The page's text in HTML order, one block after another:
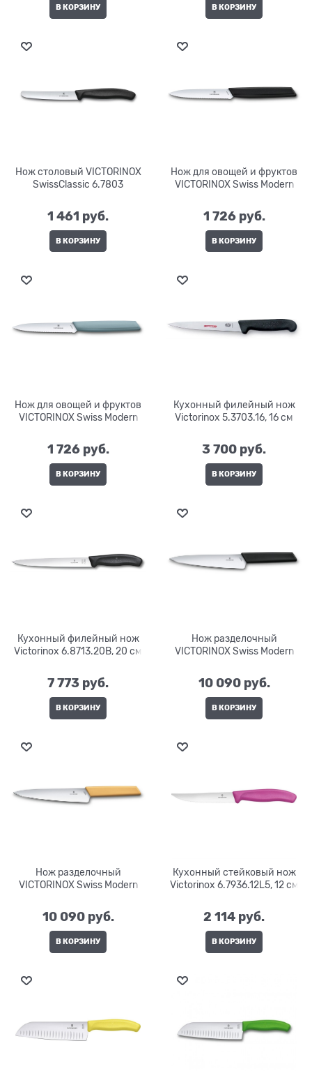
В КОРЗИНУ В КОРЗИНУ
Нож столовый VICTORINOX
SwissClassic 6.7803
1 461 руб.
В КОРЗИНУ
Нож для овощей и фруктов
VICTORINOX Swiss Modern
1 726 руб.
В КОРЗИНУ
Нож для овощей и фруктов
VICTORINOX Swiss Modern
1 726 руб.
В КОРЗИНУ
Кухонный филейный нож
Victorinox 5.3703.16, 16 см
3 700 руб.
В КОРЗИНУ
Кухонный филейный нож
Victorinox 6.8713.20B, 20 см
7 773 руб.
В КОРЗИНУ
Нож разделочный
VICTORINOX Swiss Modern
10 090 руб.
В КОРЗИНУ
Нож разделочный
VICTORINOX Swiss Modern
10 090 руб.
В КОРЗИНУ
Кухонный стейковый нож
Victorinox 6.7936.12L5, 12 см
2 114 руб.
В КОРЗИНУ